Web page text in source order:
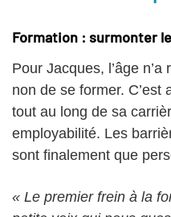
Formation : surmonter
Pour Jacques, l’âge
non de se former. C’est
tout au long de sa
employabilité. Les
sont finalement que
« Le premier frein à la